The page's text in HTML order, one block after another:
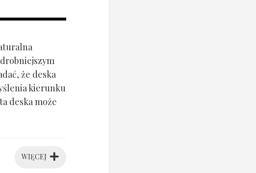
że deska
kierunku
deska może
WIĘCEJ